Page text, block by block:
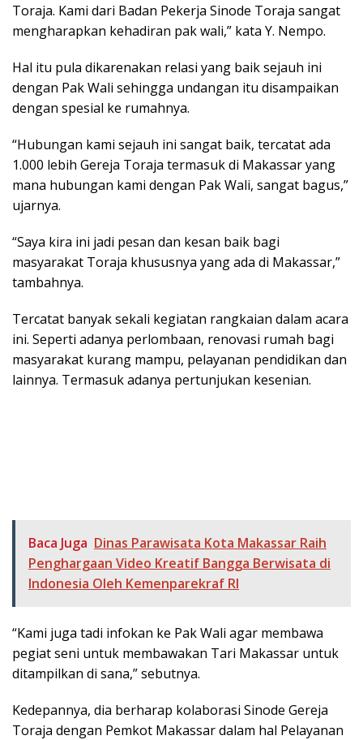
Toraja. Kami dari Badan Pekerja Sinode Toraja sangat
mengharapkan kehadiran pak wali,” kata Y. Nempo.
Hal itu pula dikarenakan relasi yang baik sejauh ini
dengan Pak Wali sehingga undangan itu disampaikan
dengan spesial ke rumahnya.
“Hubungan kami sejauh ini sangat baik, tercatat ada
1.000 lebih Gereja Toraja termasuk di Makassar yang
mana hubungan kami dengan Pak Wali, sangat bagus,”
ujarnya.
“Saya kira ini jadi pesan dan kesan baik bagi
masyarakat Toraja khususnya yang ada di Makassar,”
tambahnya.
Tercatat banyak sekali kegiatan rangkaian dalam acara
ini. Seperti adanya perlombaan, renovasi rumah bagi
masyarakat kurang mampu, pelayanan pendidikan dan
lainnya. Termasuk adanya pertunjukan kesenian.
Baca Juga Dinas Parawisata Kota Makassar Raih
Penghargaan Video Kreatif Bangga Berwisata di
Indonesia Oleh Kemenparekraf RI
“Kami juga tadi infokan ke Pak Wali agar membawa
pegiat seni untuk membawakan Tari Makassar untuk
ditampilkan di sana,” sebutnya.
Kedepannya, dia berharap kolaborasi Sinode Gereja
Toraja dengan Pemkot Makassar dalam hal Pelayanan